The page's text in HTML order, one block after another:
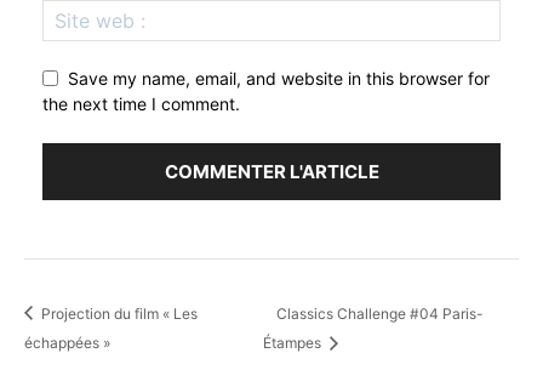
Save my name, email, and website in this browser for
the next time I comment.
Projection du film « Les
échappées »
Classics Challenge #04 Paris-
Étampes